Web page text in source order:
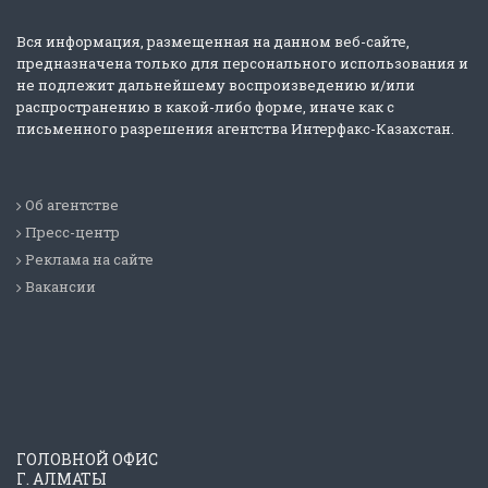
Вся информация, размещенная на данном веб-сайте,
предназначена только для персонального использования и
не подлежит дальнейшему воспроизведению и/или
распространению в какой-либо форме, иначе как с
письменного разрешения агентства Интерфакс-Казахстан.
Об агентстве
Пресс-центр
Реклама на сайте
Вакансии
ГОЛОВНОЙ ОФИС
Г. АЛМАТЫ